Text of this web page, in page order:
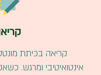
קריאה בכיתת
אינטואיטיבי ומרגש.